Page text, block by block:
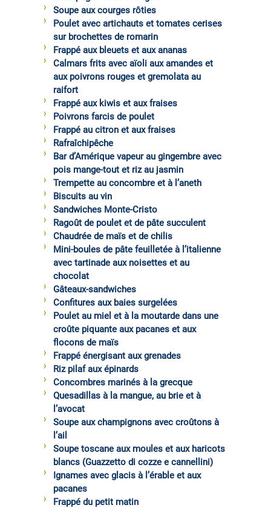
Soupe aux courges rôties
Poulet avec artichauts et tomates cerises
sur brochettes de romarin
Frappé aux bleuets et aux ananas
Calmars frits avec aïoli aux amandes et
aux poivrons rouges et gremolata au
raifort
Frappé aux kiwis et aux fraises
Poivrons farcis de poulet
Frappé au citron et aux fraises
Rafraîchipêche
Bar d’Amérique vapeur au gingembre avec
pois mange-tout et riz au jasmin
Trempette au concombre et à l’aneth
Biscuits au vin
Sandwiches Monte-Cristo
Ragoût de poulet et de pâte succulent
Chaudrée de maïs et de chilis
Mini-boules de pâte feuilletée à l’italienne
avec tartinade aux noisettes et au
chocolat
Gâteaux-sandwiches
Confitures aux baies surgelées
Poulet au miel et à la moutarde dans une
croûte piquante aux pacanes et aux
flocons de maïs
Frappé énergisant aux grenades
Riz pilaf aux épinards
Concombres marinés à la grecque
Quesadillas à la mangue, au brie et à
l’avocat
Soupe aux champignons avec croûtons à
l’ail
Soupe toscane aux moules et aux haricots
blancs (Guazzetto di cozze e cannellini)
Ignames avec glacis à l’érable et aux
pacanes
Frappé du petit matin